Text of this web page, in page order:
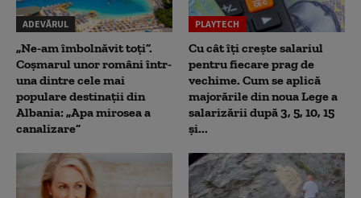
ADEVĂRUL
„Ne-am îmbolnăvit toți”.
Coșmarul unor români într-
una dintre cele mai
populare destinații din
Albania: „Apa mirosea a
canalizare”
PLAYTECH
Cu cât îți crește salariul
pentru fiecare prag de
vechime. Cum se aplică
majorările din noua Lege a
salarizării după 3, 5, 10, 15
și...